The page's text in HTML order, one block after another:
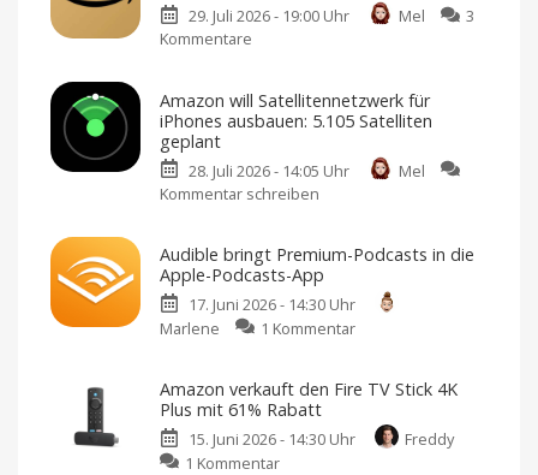
Filme
Video
Unterhaltung
29. Juli 2026 - 19:00 Uhr Mel
3
Kommentare
PayPal
Ratenzahlung
Amazon-
Einkäufe
Raten
abbezahlen
Amazon will Satellitennetzwerk für
iPhones ausbauen: 5.105 Satelliten
geplant
28. Juli 2026 - 14:05 Uhr
Mel
Kommentar schreiben
Satellitennetzwerk
für
iPhones
ausbauen:
geplant
Neue
zur
Audible bringt Premium-Podcasts in die
Apple-Podcasts-App
17. Juni 2026 - 14:30 Uhr
Marlene
1 Kommentarzu
Premium-
in
Amazon verkauft den Fire TV Stick 4K
Plus mit 61% Rabatt
15. Juni 2026 - 14:30 Uhr
Freddy
1 Kommentar